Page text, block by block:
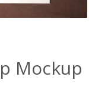
Mockup